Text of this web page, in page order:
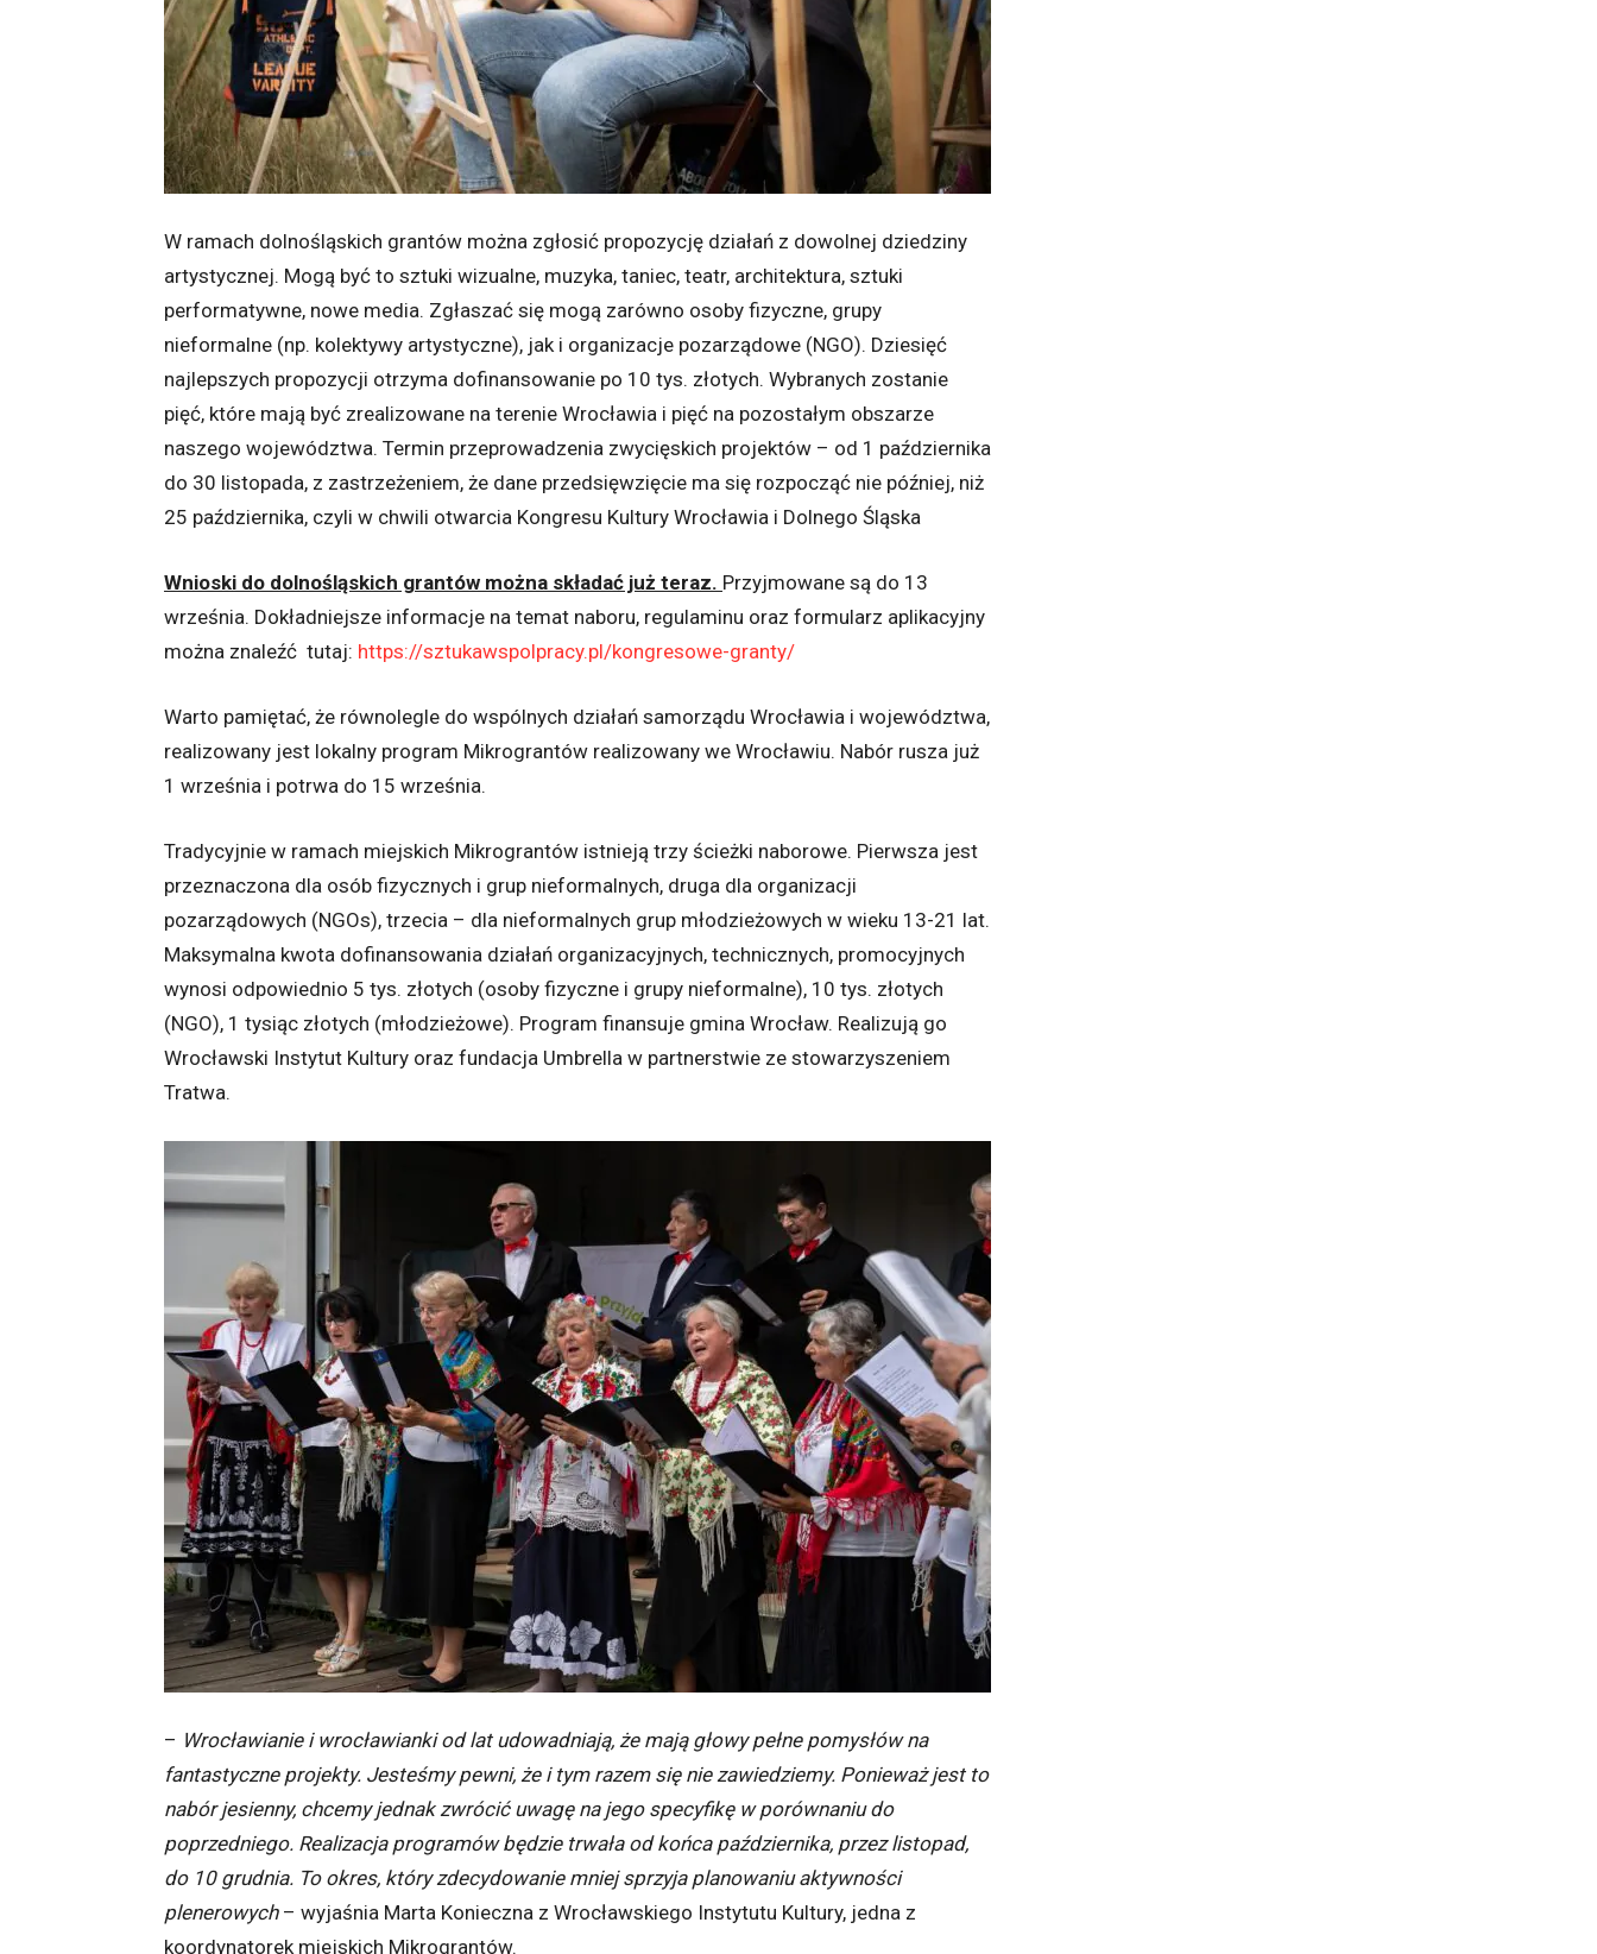
W ramach dolnośląskich grantów można zgłosić propozycję działań z dowolnej dziedziny
artystycznej. Mogą być to sztuki wizualne, muzyka, taniec, teatr, architektura, sztuki
performatywne, nowe media. Zgłaszać się mogą zarówno osoby fizyczne, grupy
nieformalne (np. kolektywy artystyczne), jak i organizacje pozarządowe (NGO). Dziesięć
najlepszych propozycji otrzyma dofinansowanie po 10 tys. złotych. Wybranych zostanie
pięć, które mają być zrealizowane na terenie Wrocławia i pięć na pozostałym obszarze
naszego województwa. Termin przeprowadzenia zwycięskich projektów – od 1 października
do 30 listopada, z zastrzeżeniem, że dane przedsięwzięcie ma się rozpocząć nie później, niż
25 października, czyli w chwili otwarcia Kongresu Kultury Wrocławia i Dolnego Śląska
Wnioski do dolnośląskich grantów można składać już teraz. Przyjmowane są do 13
września. Dokładniejsze informacje na temat naboru, regulaminu oraz formularz aplikacyjny
można znaleźć tutaj: https://sztukawspolpracy.pl/kongresowe-granty/
Warto pamiętać, że równolegle do wspólnych działań samorządu Wrocławia i województwa,
realizowany jest lokalny program Mikrograntów realizowany we Wrocławiu. Nabór rusza już
1 września i potrwa do 15 września.
Tradycyjnie w ramach miejskich Mikrograntów istnieją trzy ścieżki naborowe. Pierwsza jest
przeznaczona dla osób fizycznych i grup nieformalnych, druga dla organizacji
pozarządowych (NGOs), trzecia – dla nieformalnych grup młodzieżowych w wieku 13-21 lat.
Maksymalna kwota dofinansowania działań organizacyjnych, technicznych, promocyjnych
wynosi odpowiednio 5 tys. złotych (osoby fizyczne i grupy nieformalne), 10 tys. złotych
(NGO), 1 tysiąc złotych (młodzieżowe). Program finansuje gmina Wrocław. Realizują go
Wrocławski Instytut Kultury oraz fundacja Umbrella w partnerstwie ze stowarzyszeniem
Tratwa.
– Wrocławianie i wrocławianki od lat udowadniają, że mają głowy pełne pomysłów na
fantastyczne projekty. Jesteśmy pewni, że i tym razem się nie zawiedziemy. Ponieważ jest to
nabór jesienny, chcemy jednak zwrócić uwagę na jego specyfikę w porównaniu do
poprzedniego. Realizacja programów będzie trwała od końca października, przez listopad,
do 10 grudnia. To okres, który zdecydowanie mniej sprzyja planowaniu aktywności
plenerowych– wyjaśnia Marta Konieczna z Wrocławskiego Instytutu Kultury, jedna z
koordynatorek miejskich Mikrograntów.